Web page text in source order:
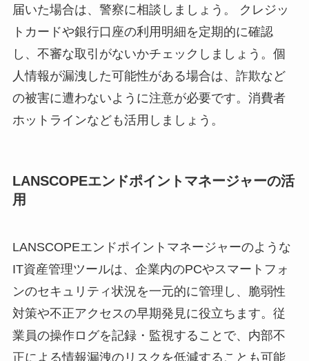
届いた場合は、警察に相談しましょう。 クレジッ
トカードや銀行口座の利用明細を定期的に確認
し、不審な取引がないかチェックしましょう。個
人情報が漏洩した可能性がある場合は、詐欺など
の被害に遭わないように注意が必要です。消費者
ホットラインなども活用しましょう。
LANSCOPEエンドポイントマネージャーの活
用
LANSCOPEエンドポイントマネージャーのような
IT資産管理ツールは、企業内のPCやスマートフォ
ンのセキュリティ状況を一元的に管理し、脆弱性
対策や不正アクセスの早期発見に役立ちます。従
業員の操作ログを記録・監視することで、内部不
正による情報漏洩のリスクを低減することも可能